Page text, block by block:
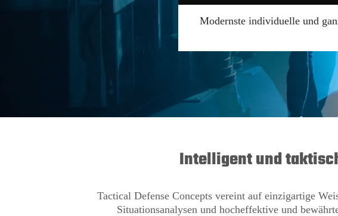
Modernste individuelle und
Intelligent und
Tactical Defense Concepts vereint auf einzigartige
Situationsanalysen und hocheffektive und